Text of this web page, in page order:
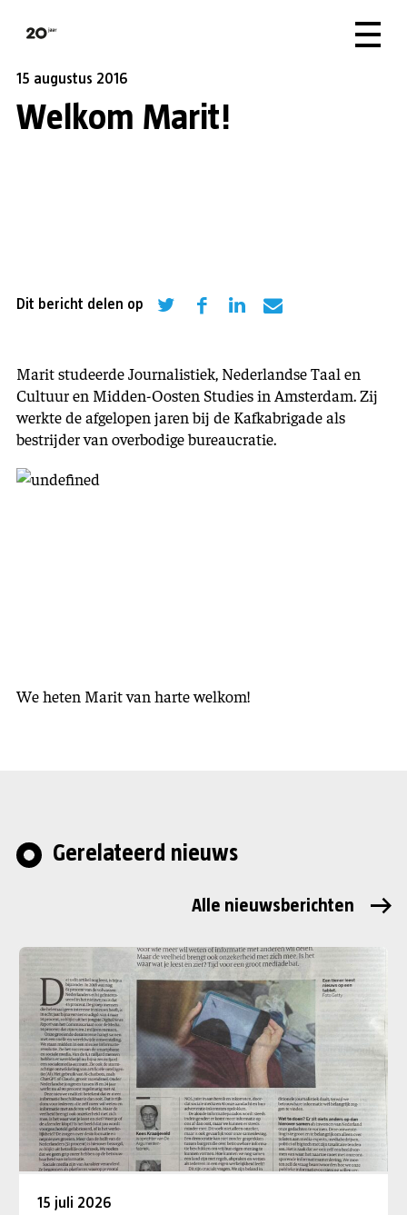
15 augustus 2016
Welkom Marit!
Dit bericht delen op
Marit studeerde Journalistiek, Nederlandse Taal en
Cultuur en Midden-Oosten Studies in Amsterdam. Zij
werkte de afgelopen jaren bij de Kafkabrigade als
bestrijder van overbodige bureaucratie.
We heten Marit van harte welkom!
Gerelateerd nieuws
Alle nieuwsberichten
15 juli 2026